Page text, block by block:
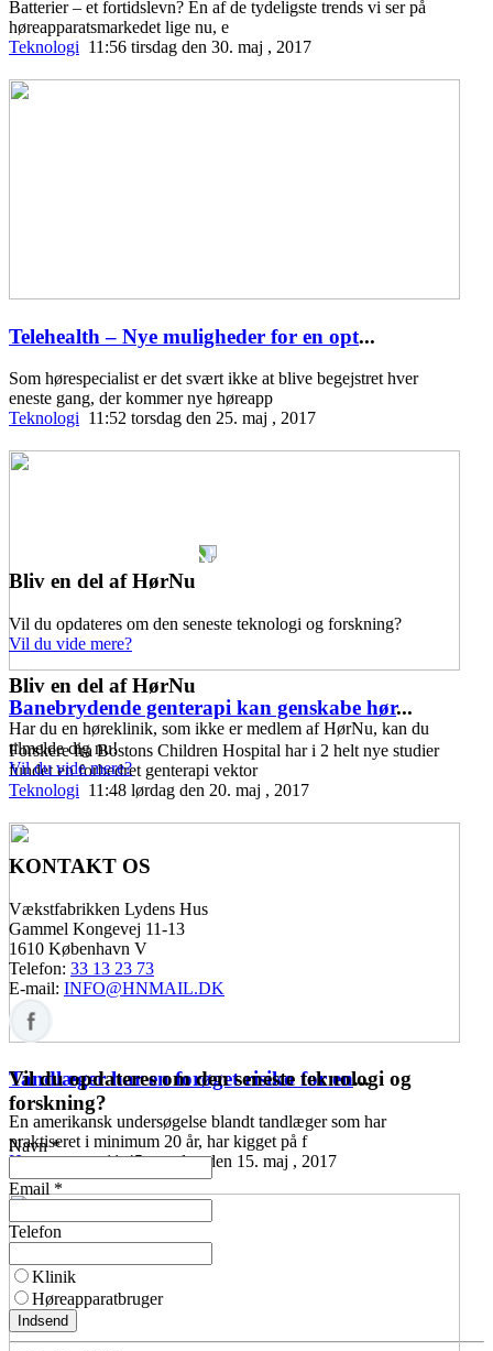
Batterier – et fortidslevn? En af de tydeligste trends vi ser på
høreapparatsmarkedet lige nu, e
Teknologi 11:56 tirsdag den 30. maj , 2017
Telehealth – Nye muligheder for en opt...
Som hørespecialist er det svært ikke at blive begejstret hver
eneste gang, der kommer nye høreapp
Teknologi 11:52 torsdag den 25. maj , 2017
Banebrydende genterapi kan genskabe hør...
Forskere fra Bostons Children Hospital har i 2 helt nye studier
fundet en forbedret genterapi vektor
Teknologi 11:48 lørdag den 20. maj , 2017
Tandlæger har en forøget risiko for en...
En amerikansk undersøgelse blandt tandlæger som har
praktiseret i minimum 20 år, har kigget på f
Høreomsorg 11:45 mandag den 15. maj , 2017
Bliv en del af HørNu
Vil du opdateres om den seneste teknologi og forskning?
Vil du vide mere?
Bliv en del af HørNu
Har du en høreklinik, som ikke er medlem af HørNu, kan du
tilmelde dig nu!
Vil du vide mere?
KONTAKT OS
Vækstfabrikken Lydens Hus
Gammel Kongevej 11-13
1610 København V
Telefon: 33 13 23 73
E-mail: INFO@HNMAIL.DK
Vil du opdateres om den seneste teknologi og
forskning?
Navn *
Email *
Telefon
Klinik
Høreapparatbruger
Indsend